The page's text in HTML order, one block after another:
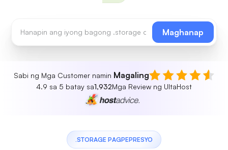
Maghanap
Sabi ng Mga Customer namin Magaling
4.9 sa 5 batay sa1,932Mga Review ng UltaHost
.STORAGE PAGPEPRESYO